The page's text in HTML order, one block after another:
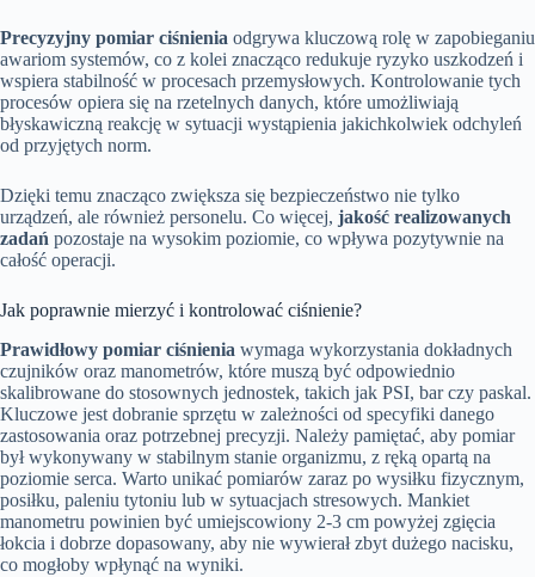
Precyzyjny pomiar ciśnienia odgrywa kluczową rolę w zapobieganiu
awariom systemów, co z kolei znacząco redukuje ryzyko uszkodzeń i
wspiera stabilność w procesach przemysłowych. Kontrolowanie tych
procesów opiera się na rzetelnych danych, które umożliwiają
błyskawiczną reakcję w sytuacji wystąpienia jakichkolwiek odchyleń
od przyjętych norm.
Dzięki temu znacząco zwiększa się bezpieczeństwo nie tylko
urządzeń, ale również personelu. Co więcej, jakość realizowanych
zadań pozostaje na wysokim poziomie, co wpływa pozytywnie na
całość operacji.
Jak poprawnie mierzyć i kontrolować ciśnienie?
Prawidłowy pomiar ciśnienia wymaga wykorzystania dokładnych
czujników oraz manometrów, które muszą być odpowiednio
skalibrowane do stosownych jednostek, takich jak PSI, bar czy paskal.
Kluczowe jest dobranie sprzętu w zależności od specyfiki danego
zastosowania oraz potrzebnej precyzji. Należy pamiętać, aby pomiar
był wykonywany w stabilnym stanie organizmu, z ręką opartą na
poziomie serca. Warto unikać pomiarów zaraz po wysiłku fizycznym,
posiłku, paleniu tytoniu lub w sytuacjach stresowych. Mankiet
manometru powinien być umiejscowiony 2-3 cm powyżej zgięcia
łokcia i dobrze dopasowany, aby nie wywierał zbyt dużego nacisku,
co mogłoby wpłynąć na wyniki.